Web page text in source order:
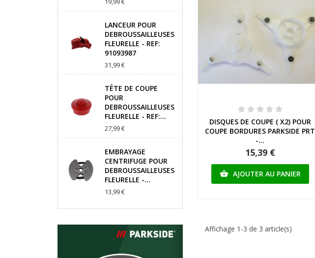
LANCEUR POUR
DEBROUSSAILLEUSES
FLEURELLE - REF:
91093987
31,99 €
TÊTE DE COUPE
POUR
DEBROUSSAILLEUSES
FLEURELLE - REF:...
27,99 €
EMBRAYAGE
CENTRIFUGE POUR
DEBROUSSAILLEUSES
FLEURELLE -...
13,99 €
Aperçu rapide
DISQUES DE COUPE ( X2) POUR
COUPE BORDURES PARKSIDE PRT
-...
15,39 €
 AJOUTER AU PANIER
Affichage 1-3 de 3 article(s)